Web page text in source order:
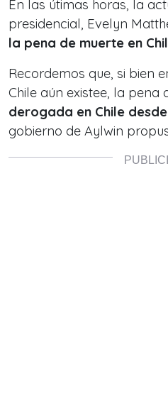
En las útimas horas, la
presidencial, Evelyn
la pena de muerte en
Recordemos que, si bien
Chile aún existee, la pena
derogada en Chile desde
gobierno de Aylwin